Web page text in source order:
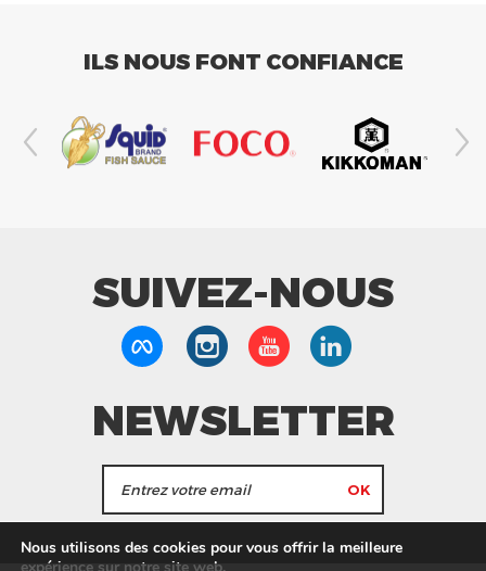
ILS NOUS FONT CONFIANCE
SUIVEZ-NOUS
NEWSLETTER
informations de Tang Frères.
Nous utilisons des cookies pour vous offrir la meilleure